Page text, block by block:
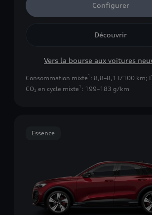
Configurer
Découvrir
Vers la bourse aux voitures
Consommation mixte 1 : 8,8–8,1 l/100 km;
CO₂ en cycle mixte 1 : 199–183 g/km
Essence